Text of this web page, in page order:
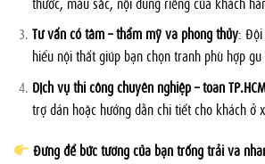
Tư vấn có tâm – thẩm mỹ và phong thủy: Đội
hiểu nội thất giúp bạn chọn tranh phù hợp gu
Dịch vụ thi công chuyên nghiệp – toàn
trợ dán hoặc hướng dẫn chi tiết cho khách ở
Đừng để bức tường của bạn trống trải và